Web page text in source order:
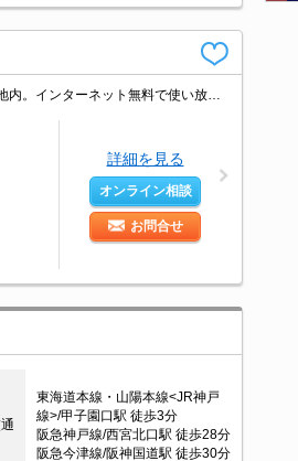
詳細を見る
オンライン相談
お問合せ
東海道本線・山陽本線<JR神戸
線>/甲子園口駅 徒歩3分
阪急神戸線/西宮北口駅 徒歩28分
阪急今津線/阪神国道駅 徒歩30分